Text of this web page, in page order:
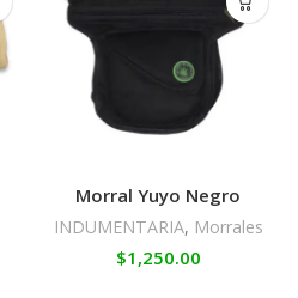
Morral Yuyo Negro
INDUMENTARIA, Morrales
$1,250.00